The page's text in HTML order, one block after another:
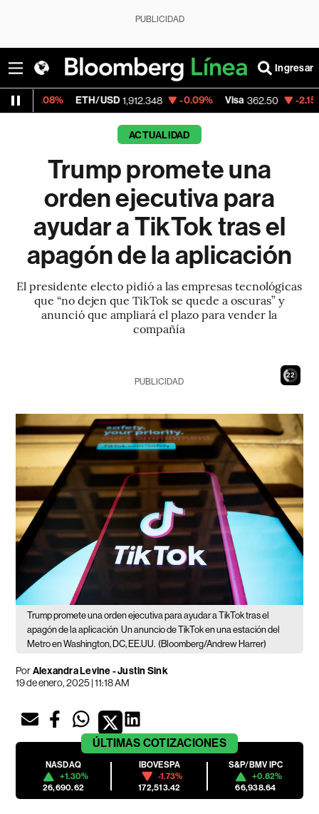
PUBLICIDAD
Ingresar
ETH/USD 1,912.348 -0.09% Visa 362.50 -2.15%
ACTUALIDAD
Trump promete una
orden ejecutiva para
ayudar a TikTok tras el
apagón de la aplicación
El presidente electo pidió a las empresas tecnológicas
que “no dejen que TikTok se quede a oscuras” y
anunció que ampliará el plazo para vender la
compañía
21
PUBLICIDAD
Trump promete una orden ejecutiva para ayudar a TikTok tras el
apagón de la aplicación Un anuncio de TikTok en una estación del
Metro en Washington, DC, EE.UU. (Bloomberg/Andrew Harrer)
PorAlexandra Levine - Justin Sink
19 de enero, 2025 | 11:18 AM
ÚLTIMAS COTIZACIONES
NASDAQ
+1.30%
26,690.62
IBOVESPA
-1.73%
172,513.42
S&P/BMV IPC
+0.82%
66,938.64